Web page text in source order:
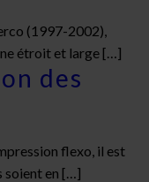
(1997-2002),
étroit et large […]
des
flexo, il est
soient en […]